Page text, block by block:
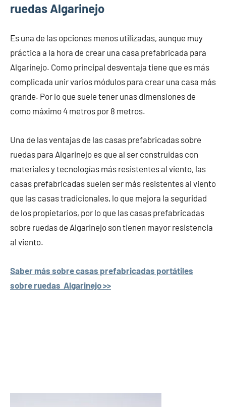
ruedas Algarinejo
Es una de las opciones menos utilizadas, aunque muy
práctica a la hora de crear una casa prefabricada para
Algarinejo. Como principal desventaja tiene que es más
complicada unir varios módulos para crear una casa más
grande. Por lo que suele tener unas dimensiones de
como máximo 4 metros por 8 metros.
Una de las ventajas de las casas prefabricadas sobre
ruedas para Algarinejo es que al ser construidas con
materiales y tecnologías más resistentes al viento, las
casas prefabricadas suelen ser más resistentes al viento
que las casas tradicionales, lo que mejora la seguridad
de los propietarios, por lo que las casas prefabricadas
sobre ruedas de Algarinejo son tienen mayor resistencia
al viento.
Saber más sobre casas prefabricadas portátiles
sobre ruedas Algarinejo >>